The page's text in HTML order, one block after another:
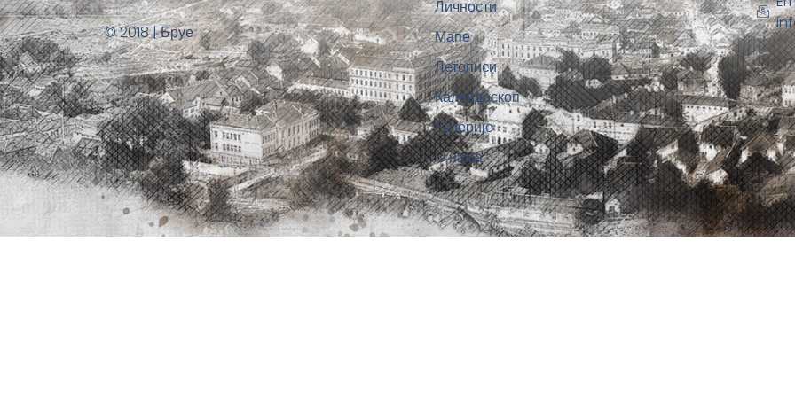
© 2018 | Бруе
Личности
Мапе
Летописи
Калеидоскоп
Галерије
О нама